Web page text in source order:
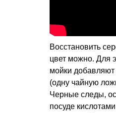
Восстановить
цвет можно. Для
мойки
(одну чайную
Черные следы,
посуде